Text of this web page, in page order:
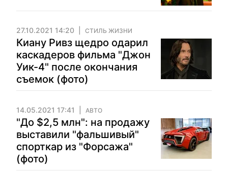
27.10.2021 14:20 СТИЛЬ ЖИЗНИ
Киану Ривз щедро одарил
каскадеров фильма "Джон
Уик-4" после окончания
съемок (фото)
14.05.2021 17:41 АВТО
"До $2,5 млн": на продажу
выставили "фальшивый"
спорткар из "Форсажа"
(фото)